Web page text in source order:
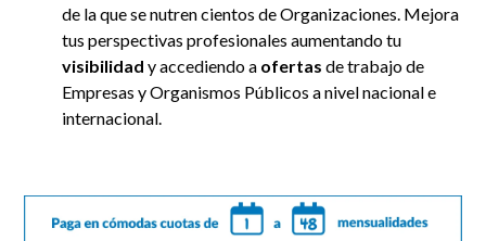
de la que se nutren cientos de Organizaciones. Mejora
tus perspectivas profesionales aumentando tu
visibilidad y accediendo a ofertas de trabajo de
Empresas y Organismos Públicos a nivel nacional e
internacional.